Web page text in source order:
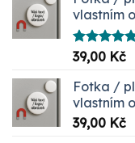
vlastním
Hodnocení
5.00
39,00 Kč
Fotka /
vlastním
39,00 Kč